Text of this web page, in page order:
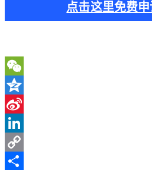
点击这里免费
WeChat
Qzone
Sina
Weibo
LinkedIn
Copy